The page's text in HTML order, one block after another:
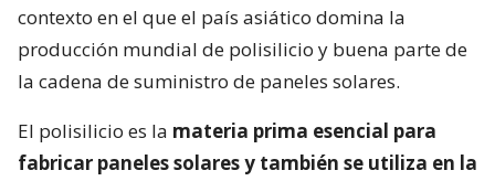
contexto en el que el país asiático domina la
producción mundial de polisilicio y buena parte de
la cadena de suministro de paneles solares.
El polisilicio es la materia prima esencial para
fabricar paneles solares y también se utiliza en la